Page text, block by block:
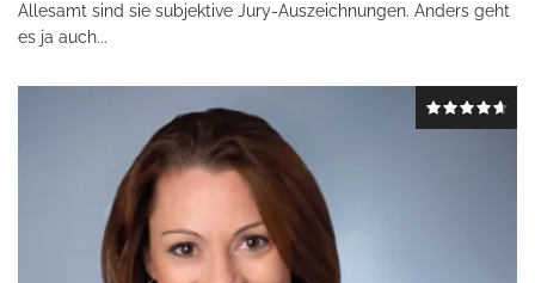
Allesamt sind sie subjektive Jury-Auszeichnungen. Anders geht
es ja auch...